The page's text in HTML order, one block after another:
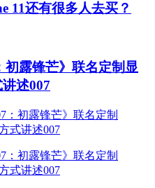
11还有很多人去买？
初露锋芒》联名定制显
述007